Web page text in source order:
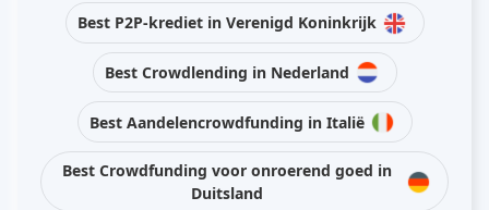
Best P2P-krediet in Verenigd Koninkrijk
Best Crowdlending in Nederland
Best Aandelencrowdfunding in Italië
Best Crowdfunding voor onroerend goed in
Duitsland